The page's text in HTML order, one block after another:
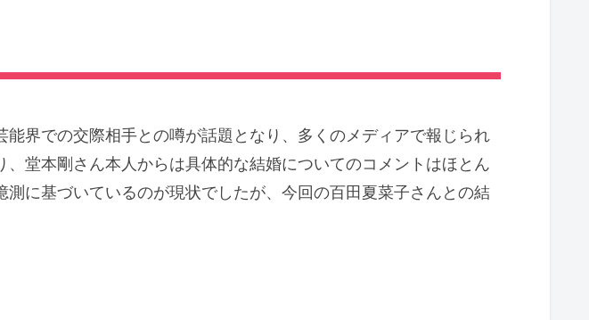
界での交際相手との噂が話題となり、多くのメディアで報じられ
堂本剛さん本人からは具体的な結婚についてのコメントはほとん
に基づいているのが現状でしたが、今回の百田夏菜子さんとの結